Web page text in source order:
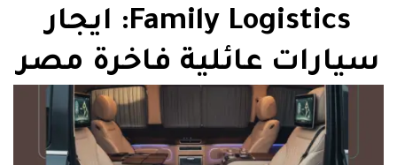
Family Logistics: ايجار
سيارات عائلية فاخرة مصر